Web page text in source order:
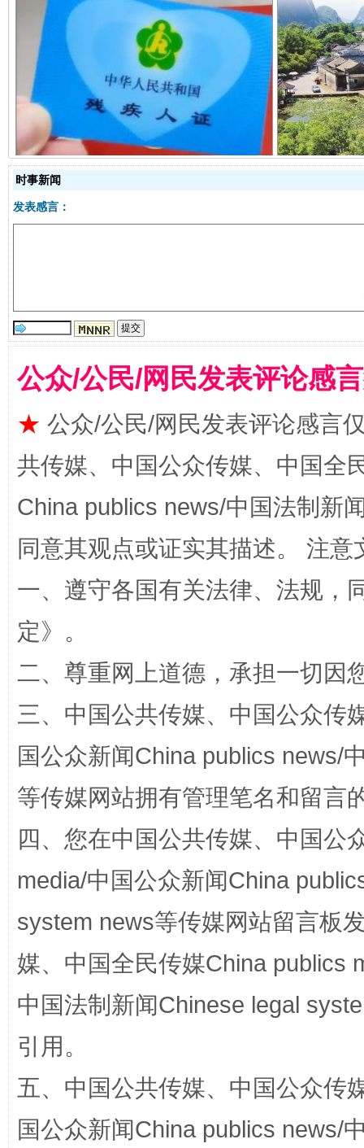
事关残疾人未来5年
镜头丨大暑三秋近 山西：
如何以同查同治破解风腐交织难题 养老服
时事新闻
发表感言：
公众/公民/网民发表评论感
★ 公众/公民/网民发表评论感言
共传媒、中国公众传媒、中国全
China publics news/中国法制新
同意其观点或证实其描述。 注
一、遵守各国有关法律、法规，
定》。
二、尊重网上道德，承担一切因
三、中国公共传媒、中国公众传
国公众新闻China publics news/
等传媒网站拥有管理笔名和留言
四、您在中国公共传媒、中国公
media/中国公众新闻China
system news等传媒网站留言板
媒、中国全民传媒China publics
中国法制新闻Chinese legal
引用。
五、中国公共传媒、中国公众传
国公众新闻China publics news/